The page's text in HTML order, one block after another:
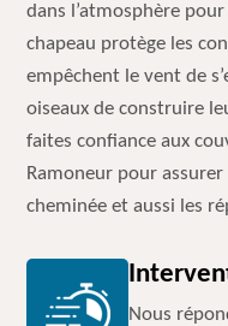
dans l’atmosphère
chapeau protège les
empêchent le vent de
oiseaux de construire
faites confiance aux
Ramoneur pour
cheminée et aussi les
Nous